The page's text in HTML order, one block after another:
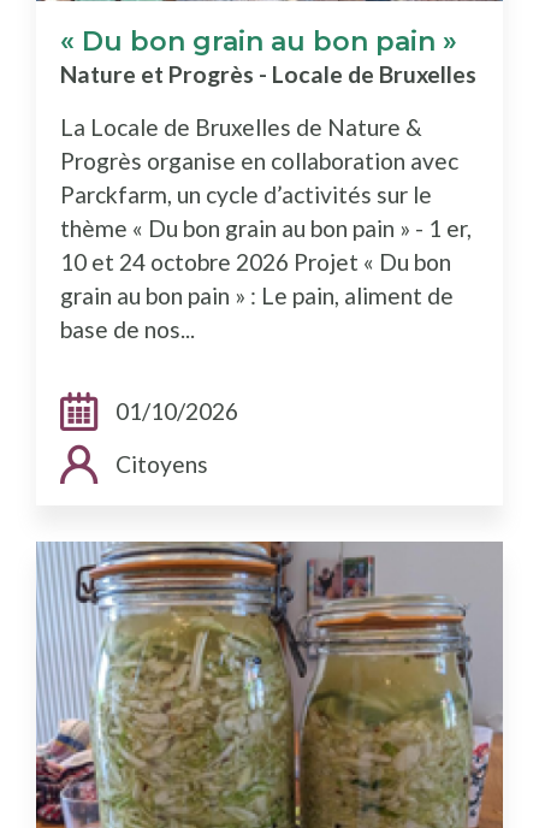
« Du bon grain au bon pain »
Nature et Progrès - Locale de Bruxelles
La Locale de Bruxelles de Nature &
Progrès organise en collaboration avec
Parckfarm, un cycle d’activités sur le
thème « Du bon grain au bon pain » - 1 er,
10 et 24 octobre 2026 Projet « Du bon
grain au bon pain » : Le pain, aliment de
base de nos...
Dates:01/10/2026
Public cible:
Citoyens